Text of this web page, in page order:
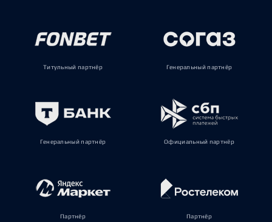
Титульный партнёр Генеральный партнёр
Генеральный партнёр Официальный партнёр
Партнёр Партнёр